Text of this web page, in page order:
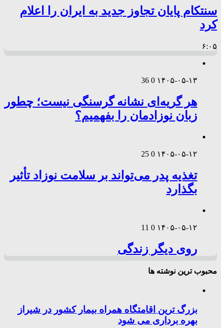
سنتکام پایان تجاوز جدید به ایران را اعلام
کرد
۶:۰۵
۱۴۰۵-۰۵-۱۳ 0
36
هر گریه‌ای نشانه گرسنگی نیست؛ چطور
زبان نوزادمان را بفهمیم؟
۱۴۰۵-۰۵-۱۲ 0
25
تغذیه پدر می‌تواند بر سلامت نوزاد تأثیر
بگذارد
۱۴۰۵-۰۵-۱۲ 0
11
روی دیگر زندگی
محبوب ترین نوشته ها
بزرگ ترین اقامتگاه همراه بیمار کشور در شیراز
بهره برداری می شود